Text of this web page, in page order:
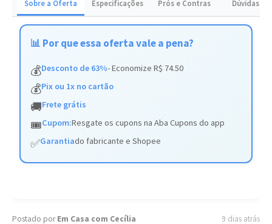
Sobre a Oferta Especificações Prós e Contras Dúvidas
📊 Por que essa oferta vale a pena?
💰Desconto de 63%- Economize R$ 74.50
💰Pix ou 1x no cartão
🚚Frete grátis
🎟️Cupom:Resgate os cupons na Aba Cupons do app
✅Garantiado fabricante e Shopee
Postado porEm Casa com Cecília 9 dias atrás